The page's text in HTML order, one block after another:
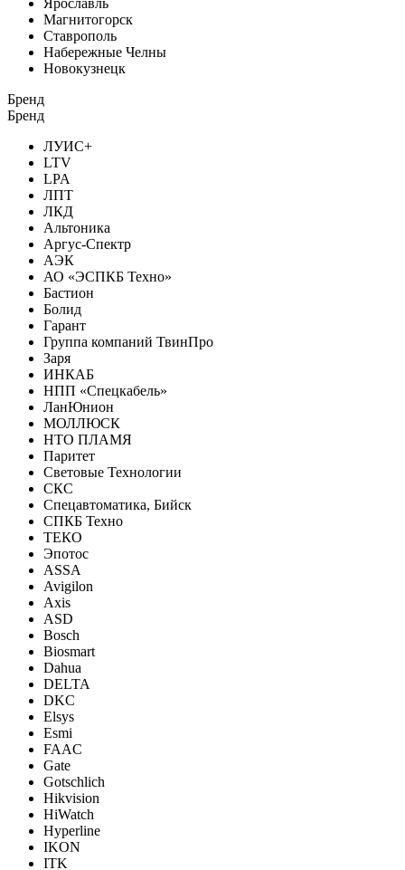
Ярославль
Магнитогорск
Ставрополь
Набережные Челны
Новокузнецк
Бренд
Бренд
ЛУИС+
LTV
LPA
ЛПТ
ЛКД
Альтоника
Аргус-Спектр
АЭК
АО «ЭСПКБ Техно»
Бастион
Болид
Гарант
Группа компаний ТвинПро
Заря
ИНКАБ
НПП «Спецкабель»
ЛанЮнион
МОЛЛЮСК
НТО ПЛАМЯ
Паритет
Световые Технологии
СКС
Спецавтоматика, Бийск
СПКБ Техно
ТЕКО
Эпотос
ASSA
Avigilon
Axis
ASD
Bosch
Biosmart
Dahua
DELTA
DKC
Elsys
Esmi
FAAC
Gate
Gotschlich
Hikvision
HiWatch
Hyperline
IKON
ITK